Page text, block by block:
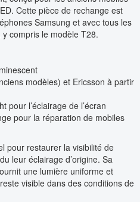
Cette pièce de rechange est
Samsung et avec tous les
compris le modèle T28.
modèles) et Ericsson à partir
pour l’éclairage de l’écran
pour la réparation de mobiles
pour restaurer la visibilité de
leur éclairage d’origine. Sa
une lumière uniforme et
visible dans des conditions de